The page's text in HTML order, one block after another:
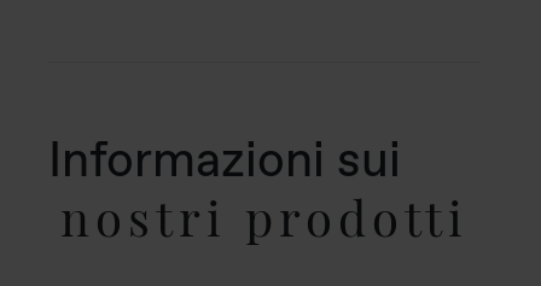
Informazioni sui
nostri prodotti